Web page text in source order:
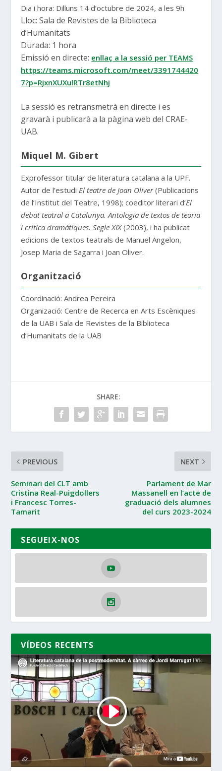
Dia i hora: Dilluns 14 d’octubre de 2024, a les 9h
Lloc: Sala de Revistes de la Biblioteca
d’Humanitats
Durada: 1 hora
Emissió en directe: enllaç a la sessió per TEAMS
https://teams.microsoft.com/meet/3391744420
7?p=RjxnXUXulRTr8etNhj
La sessió es retransmetrà en directe i es
gravarà i publicarà a la pàgina web del CRAE-
UAB.
Miquel M. Gibert
Exprofessor titular de literatura catalana a la UPF.
Autor de l’estudi El teatre de Joan Oliver(Publicacions
de l’Institut del Teatre, 1998); coeditor literari d’El
debat teatral a Catalunya. Antologia de textos de teoria
i crítica dramàtiques. Segle XIX(2003), i ha publicat
edicions de textos teatrals de Manuel Angelon,
Josep Maria de Sagarra i Joan Oliver.
Organització
Coordinació: Andrea Pereira
Organizació: Centre de Recerca en Arts Escèniques
de la UAB i Sala de Revistes de la Biblioteca
d’Humanitats de la UAB
SHARE:
PREVIOUS
Seminari del CLT amb
Cristina Real-Puigdollers
i Francesc Torres-
Tamarit
NEXT
Parlament de Mar
Massanell en l’acte de
graduació dels alumnes
del curs 2023-2024
SEGUEIX-NOS
VÍDEOS RECENTS